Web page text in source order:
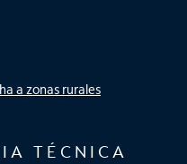
a zonas rurales
TÉCNICA